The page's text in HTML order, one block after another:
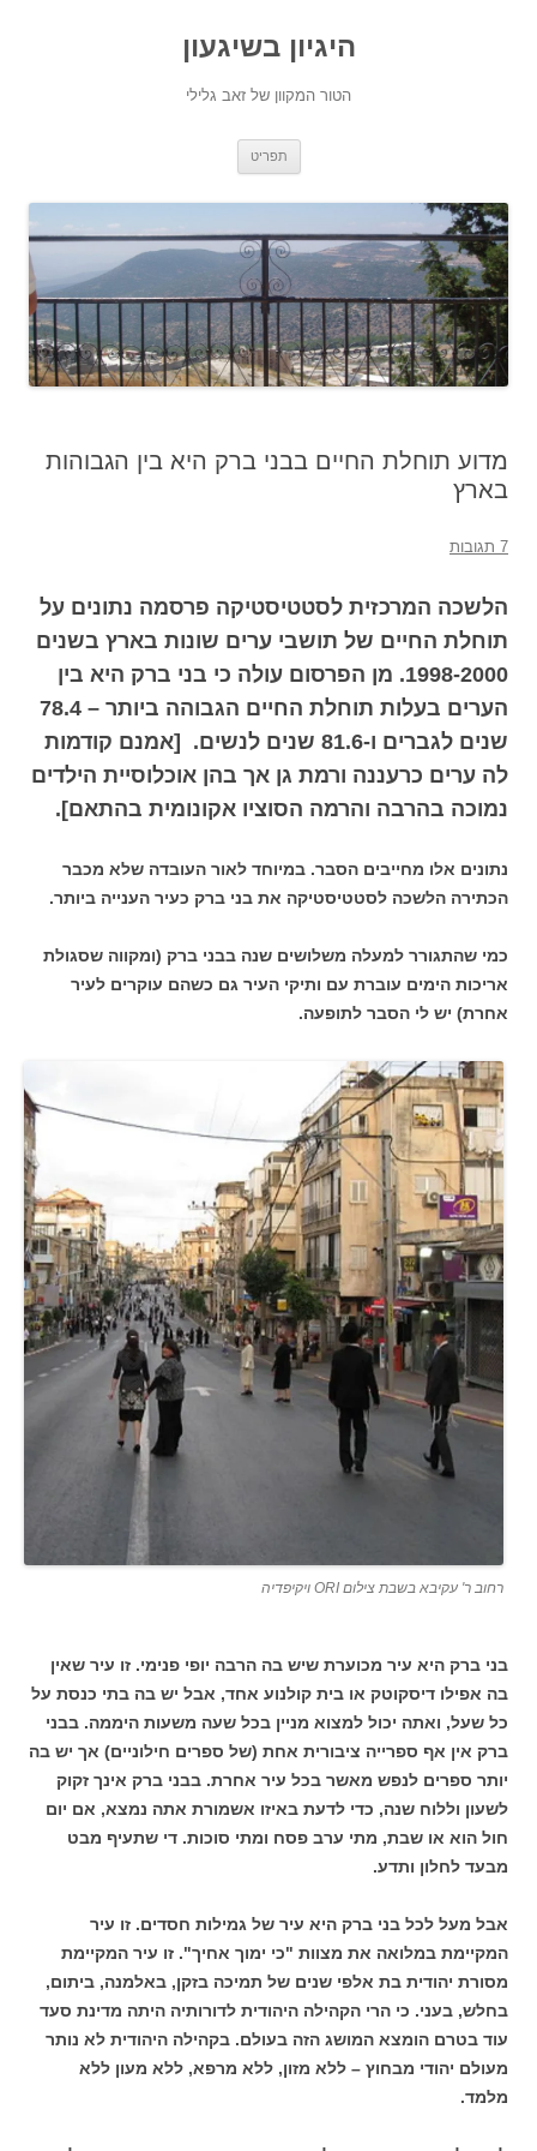
היגיון בשיגעון
הטור המקוון של זאב גלילי
תפריט
מדוע תוחלת החיים בבני ברק היא בין הגבוהות
בארץ
7 תגובות
הלשכה המרכזית לסטטיסטיקה פרסמה נתונים על
תוחלת החיים של תושבי ערים שונות בארץ בשנים
1998-2000. מן הפרסום עולה כי בני ברק היא בין
הערים בעלות תוחלת החיים הגבוהה ביותר – 78.4
שנים לגברים ו-81.6 שנים לנשים. [אמנם קודמות
לה ערים כרעננה ורמת גן אך בהן אוכלוסיית הילדים
נמוכה בהרבה והרמה הסוציו אקונומית בהתאם].
נתונים אלו מחייבים הסבר. במיוחד לאור העובדה שלא מכבר
הכתירה הלשכה לסטטיסטיקה את בני ברק כעיר הענייה ביותר.
כמי שהתגורר למעלה משלושים שנה בבני ברק (ומקווה שסגולת
אריכות הימים עוברת עם ותיקי העיר גם כשהם עוקרים לעיר
אחרת) יש לי הסבר לתופעה.
רחוב ר' עקיבא בשבת צילום ORI ויקיפדיה
בני ברק היא עיר מכוערת שיש בה הרבה יופי פנימי. זו עיר שאין
בה אפילו דיסקוטק או בית קולנוע אחד, אבל יש בה בתי כנסת על
כל שעל, ואתה יכול למצוא מניין בכל שעה משעות היממה. בבני
ברק אין אף ספרייה ציבורית אחת (של ספרים חילוניים) אך יש בה
יותר ספרים לנפש מאשר בכל עיר אחרת. בבני ברק אינך זקוק
לשעון וללוח שנה, כדי לדעת באיזו אשמורת אתה נמצא, אם יום
חול הוא או שבת, מתי ערב פסח ומתי סוכות. די שתעיף מבט
מבעד לחלון ותדע.
אבל מעל לכל בני ברק היא עיר של גמילות חסדים. זו עיר
המקיימת במלואה את מצוות "כי ימוך אחיך". זו עיר המקיימת
מסורת יהודית בת אלפי שנים של תמיכה בזקן, באלמנה, ביתום,
בחלש, בעני. כי הרי הקהילה היהודית לדורותיה היתה מדינת סעד
עוד בטרם הומצא המושג הזה בעולם. בקהילה היהודית לא נותר
מעולם יהודי מבחוץ – ללא מזון, ללא מרפא, ללא מעון ללא
מלמד.